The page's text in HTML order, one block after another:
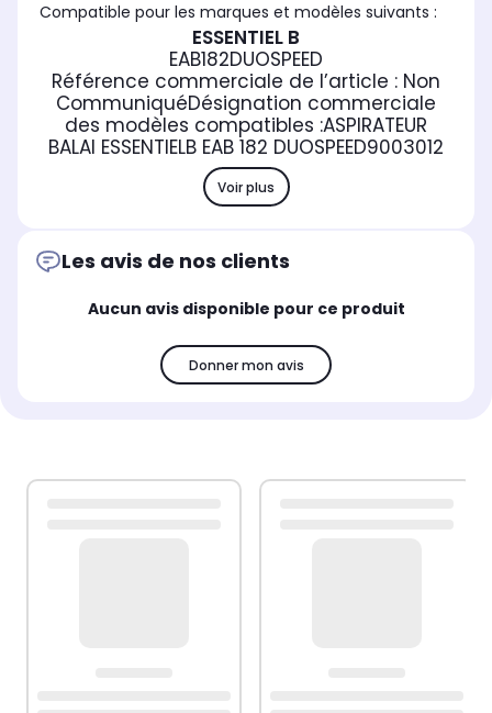
Compatible pour les marques et modèles suivants :
ESSENTIEL B
EAB182DUOSPEED
Référence commerciale de l’article : Non
CommuniquéDésignation commerciale
des modèles compatibles :ASPIRATEUR
BALAI ESSENTIELB EAB 182 DUOSPEED9003012
Voir plus
Les avis de nos clients
Aucun avis disponible pour ce produit
Donner mon avis